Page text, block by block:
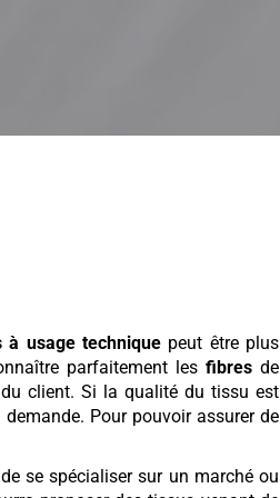
à usage techniquepeut être plus
parfaitement lesfibres de
client. Si la qualité du tissu est
Pour pouvoir assurer de
se spécialiser sur un marché ou